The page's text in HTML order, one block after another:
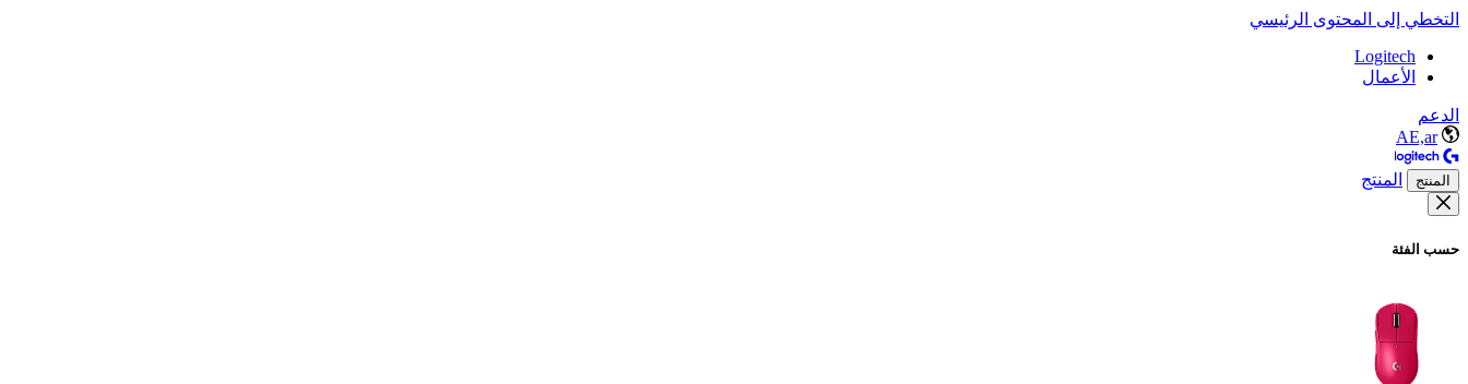
التخطي إلى المحتوى الرئيسي
Logitech
الأعمال
الدعم
AE,ar
المنتج المنتج
حسب الفئة